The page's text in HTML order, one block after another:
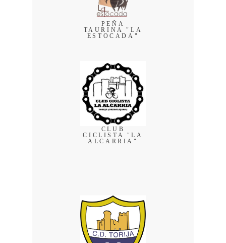
PEÑA
TAURINA "LA
ESTOCADA"
CLUB
CICLISTA "LA
ALCARRIA"